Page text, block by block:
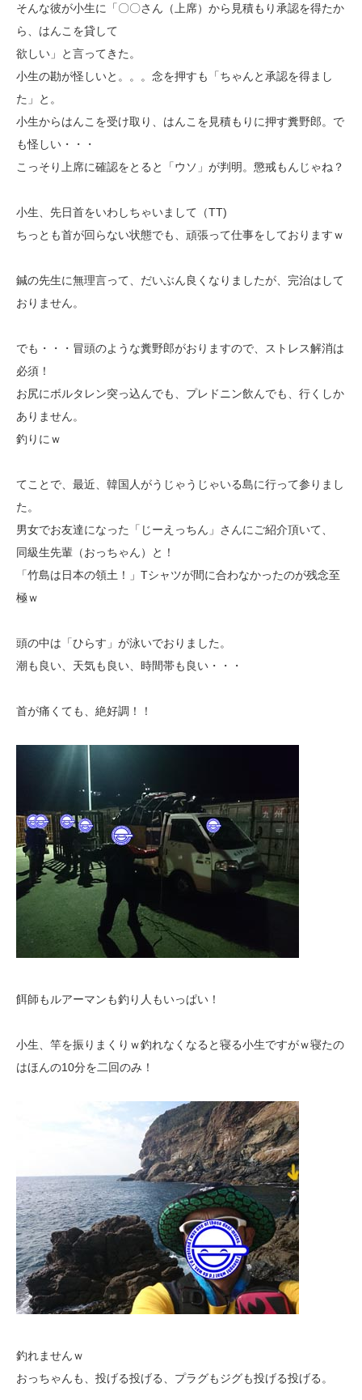
そんな彼が小生に「〇〇さん（上席）から見積もり承認を得たか
ら、はんこを貸して
欲しい」と言ってきた。
小生の勘が怪しいと。。。念を押すも「ちゃんと承認を得まし
た」と。
小生からはんこを受け取り、はんこを見積もりに押す糞野郎。で
も怪しい・・・
こっそり上席に確認をとると「ウソ」が判明。懲戒もんじゃね？
小生、先日首をいわしちゃいまして（TT)
ちっとも首が回らない状態でも、頑張って仕事をしておりますｗ
鍼の先生に無理言って、だいぶん良くなりましたが、完治はして
おりません。
でも・・・冒頭のような糞野郎がおりますので、ストレス解消は
必須！
お尻にボルタレン突っ込んでも、プレドニン飲んでも、行くしか
ありません。
釣りにｗ
てことで、最近、韓国人がうじゃうじゃいる島に行って参りまし
た。
男女でお友達になった「じーえっちん」さんにご紹介頂いて、
同級生先輩（おっちゃん）と！
「竹島は日本の領土！」Tシャツが間に合わなかったのが残念至
極ｗ
頭の中は「ひらす」が泳いでおりました。
潮も良い、天気も良い、時間帯も良い・・・
首が痛くても、絶好調！！
餌師もルアーマンも釣り人もいっぱい！
小生、竿を振りまくりｗ釣れなくなると寝る小生ですがｗ寝たの
はほんの10分を二回のみ！
釣れませんｗ
おっちゃんも、投げる投げる、プラグもジグも投げる投げる。